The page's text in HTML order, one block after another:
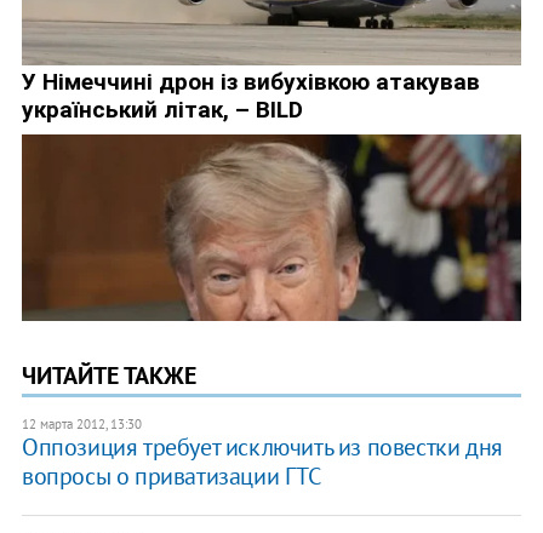
ЧИТАЙТЕ ТАКЖЕ
12 марта 2012, 13:30
​Оппозиция требует исключить из повестки дня
вопросы о приватизации ГТС